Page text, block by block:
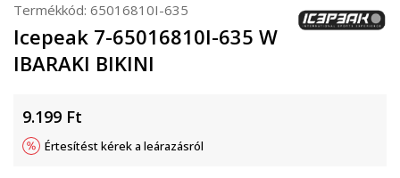
Termékkód: 65016810I-635
Icepeak 7-65016810I-635 W
IBARAKI BIKINI
9.199 Ft
Értesítést kérek a leárazásról